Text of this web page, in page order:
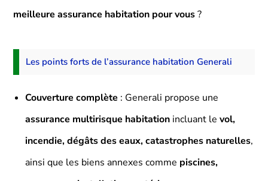
meilleure assurance habitation pour vous?
Les points forts de l’assurance habitation Generali
Couverture complète : Generali propose une
assurance multirisque habitation incluant levol,
incendie, dégâts des eaux, catastrophes naturelles,
ainsi que les biens annexes comme piscines,